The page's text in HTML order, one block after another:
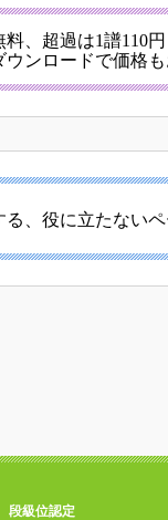
、超過は1譜110円
ンロードで価格も
、役に立たないペ
段級位認定